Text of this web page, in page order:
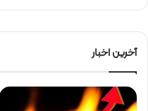
آخرین اخبار